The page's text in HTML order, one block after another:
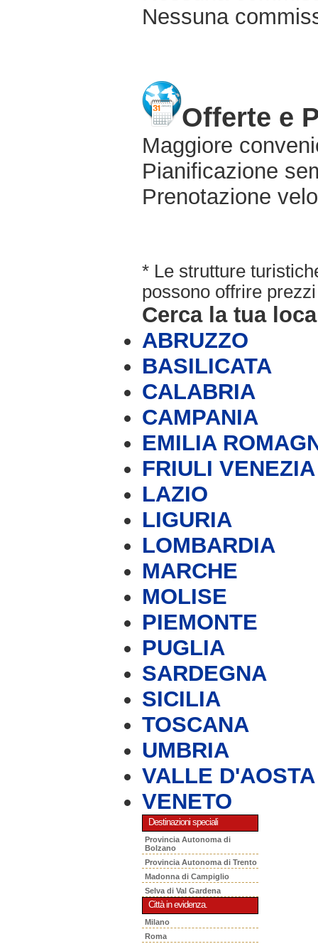
Nessuna
Offerte e
Maggiore
Pianificazione
Prenotazione
* Le strutture
possono offrire
Cerca la tua
ABRUZZO
BASILICATA
CALABRIA
CAMPANIA
EMILIA
FRIULI
LAZIO
LIGURIA
LOMBARDIA
MARCHE
MOLISE
PIEMONTE
PUGLIA
SARDEGNA
SICILIA
TOSCANA
UMBRIA
VALLE D'AOSTA
VENETO
Destinazioni speciali
Provincia Autonoma di
Bolzano
Provincia Autonoma di Trento
Madonna di Campiglio
Selva di Val Gardena
Città in evidenza.
Milano
Roma